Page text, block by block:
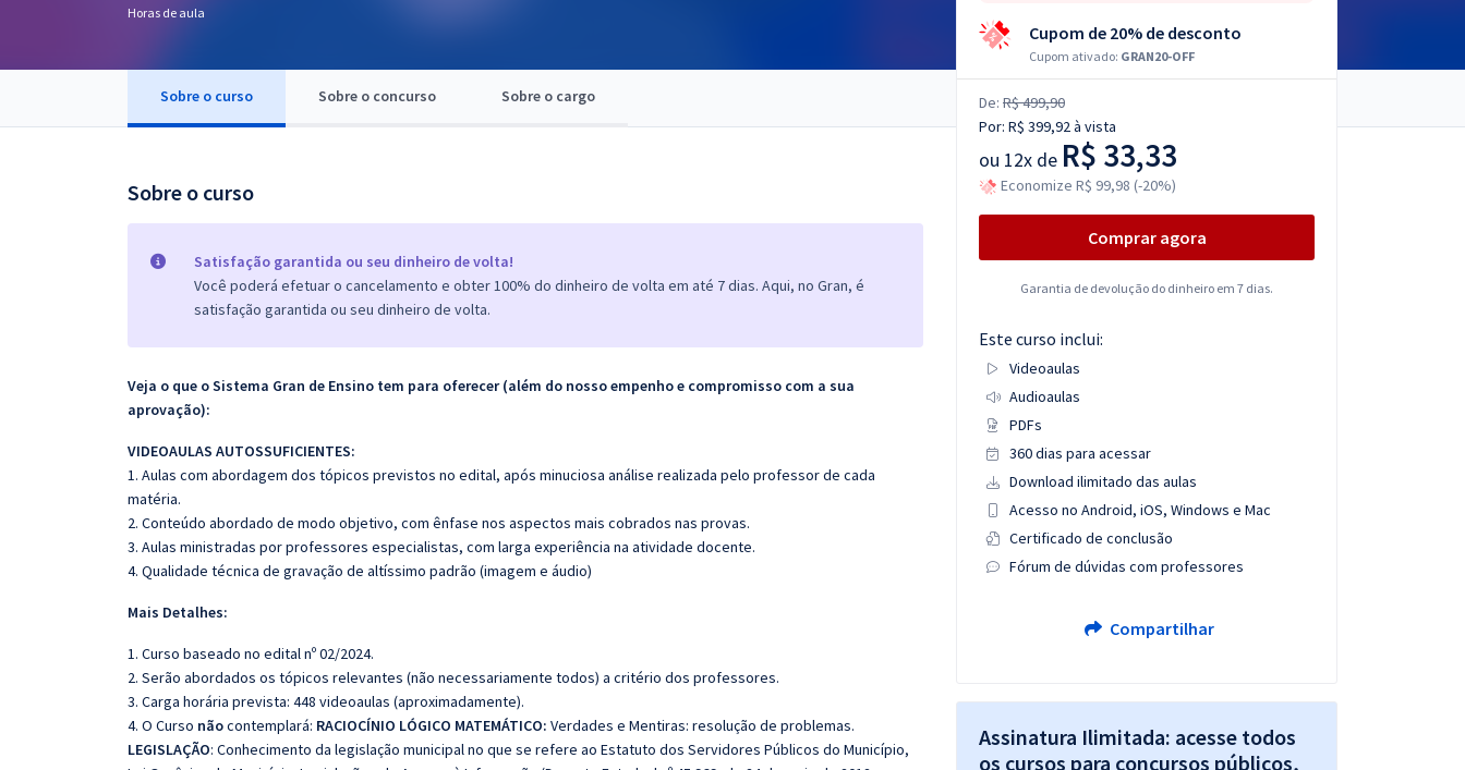
OAB
Questões grátis
Conteúdo gratuito
Horas de aula
Sobre o curso Sobre o concurso Sobre o cargo
Sobre o curso
Satisfação garantida ou seu dinheiro de volta!
Você poderá efetuar o cancelamento e obter 100% do dinheiro de volta em até 7 dias. Aqui, no Gran, é
satisfação garantida ou seu dinheiro de volta.
Veja o que o Sistema Gran de Ensino tem para oferecer (além do nosso empenho e compromisso com a sua
aprovação):
VIDEOAULAS AUTOSSUFICIENTES:
1. Aulas com abordagem dos tópicos previstos no edital, após minuciosa análise realizada pelo professor de cada
matéria.
2. Conteúdo abordado de modo objetivo, com ênfase nos aspectos mais cobrados nas provas.
3. Aulas ministradas por professores especialistas, com larga experiência na atividade docente.
4. Qualidade técnica de gravação de altíssimo padrão (imagem e áudio)
Mais Detalhes:
1. Curso baseado no edital nº 02/2024.
2. Serão abordados os tópicos relevantes (não necessariamente todos) a critério dos professores.
3. Carga horária prevista: 448 videoaulas (aproximadamente).
4. O Curso nãocontemplará: RACIOCÍNIO LÓGICO MATEMÁTICO: Verdades e Mentiras: resolução de problemas.
LEGISLAÇÃO: Conhecimento da legislação municipal no que se refere ao Estatuto dos Servidores Públicos do Município,
Cupom de 20% de desconto
Cupom ativado: GRAN20-OFF
De: R$ 499,90
Por: R$ 399,92à vista
ou 12x de R$ 33,33
Economize R$ 99,98 (-20%)
Comprar agora
Garantia de devolução do dinheiro em 7 dias.
Este curso inclui:
Videoaulas
Audioaulas
PDFs
360 dias para acessar
Download ilimitado das aulas
Acesso no Android, iOS, Windows e Mac
Certificado de conclusão
Fórum de dúvidas com professores
Compartilhar
Assinatura Ilimitada: acesse todos
os cursos para concursos públicos,